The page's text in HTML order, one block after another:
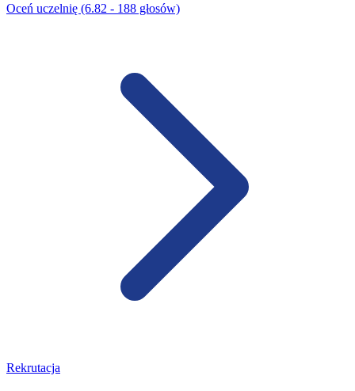
Oceń uczelnię (6.82 - 188 głosów)
Rekrutacja